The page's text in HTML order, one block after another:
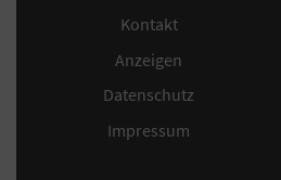
Kontakt
Anzeigen
Datenschutz
Impressum